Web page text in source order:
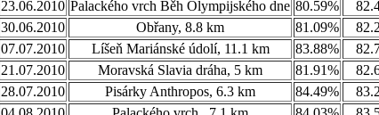
23.06.2010 Palackého vrch Běh Olympijského dne 80.59%
30.06.2010
Obřany, 8.8 km 81.09%
07.07.2010
Líšeň Mariánské údolí, 11.1 km 83.88%
21.07.2010
Moravská Slavia dráha, 5 km 81.91%
28.07.2010
Pisárky Anthropos, 6.3 km 84.49%